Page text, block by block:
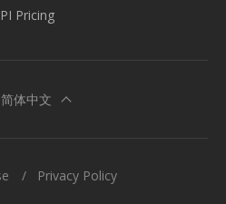
Pricing
简体中文
Privacy Policy